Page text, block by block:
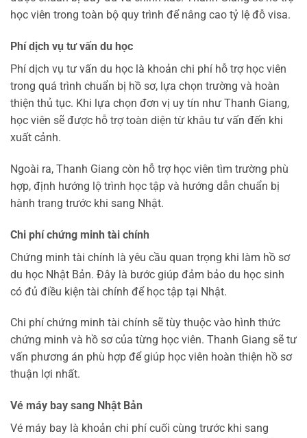
học viên trong toàn bộ quy trình để nâng cao tỷ lệ đỗ visa.
Phí dịch vụ tư vấn du học
Phí dịch vụ tư vấn du học là khoản chi phí hỗ trợ học viên
trong quá trình chuẩn bị hồ sơ, lựa chọn trường và hoàn
thiện thủ tục. Khi lựa chọn đơn vị uy tín như Thanh Giang,
học viên sẽ được hỗ trợ toàn diện từ khâu tư vấn đến khi
xuất cảnh.
Ngoài ra, Thanh Giang còn hỗ trợ học viên tìm trường phù
hợp, định hướng lộ trình học tập và hướng dẫn chuẩn bị
hành trang trước khi sang Nhật.
Chi phí chứng minh tài chính
Chứng minh tài chính là yêu cầu quan trọng khi làm hồ sơ
du học Nhật Bản. Đây là bước giúp đảm bảo du học sinh
có đủ điều kiện tài chính để học tập tại Nhật.
Chi phí chứng minh tài chính sẽ tùy thuộc vào hình thức
chứng minh và hồ sơ của từng học viên. Thanh Giang sẽ tư
vấn phương án phù hợp để giúp học viên hoàn thiện hồ sơ
thuận lợi nhất.
Vé máy bay sang Nhật Bản
Vé máy bay là khoản chi phí cuối cùng trước khi sang